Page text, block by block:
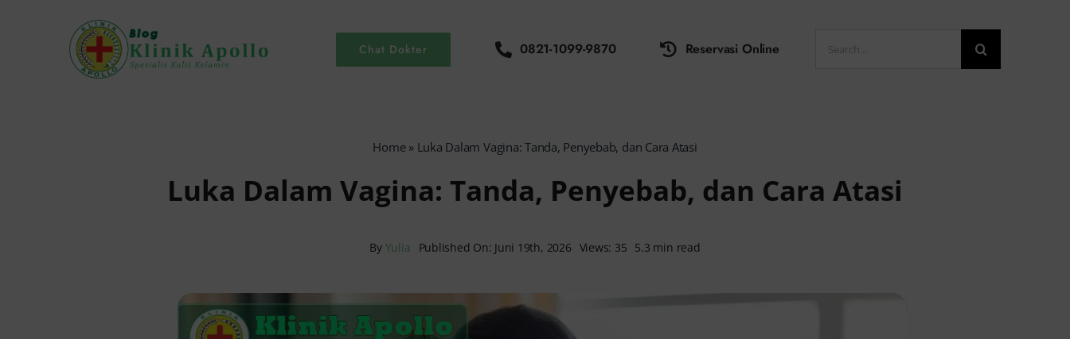
Chat Dokter 0821-1099-9870 Reservasi Online
for:
Home» Luka Dalam Vagina: Tanda, Penyebab, dan Cara Atasi
Luka Dalam Vagina: Tanda, Penyebab, dan Cara Atasi
By Yulia Published On: Juni 19th, 2026 Views: 35 5.3 min read